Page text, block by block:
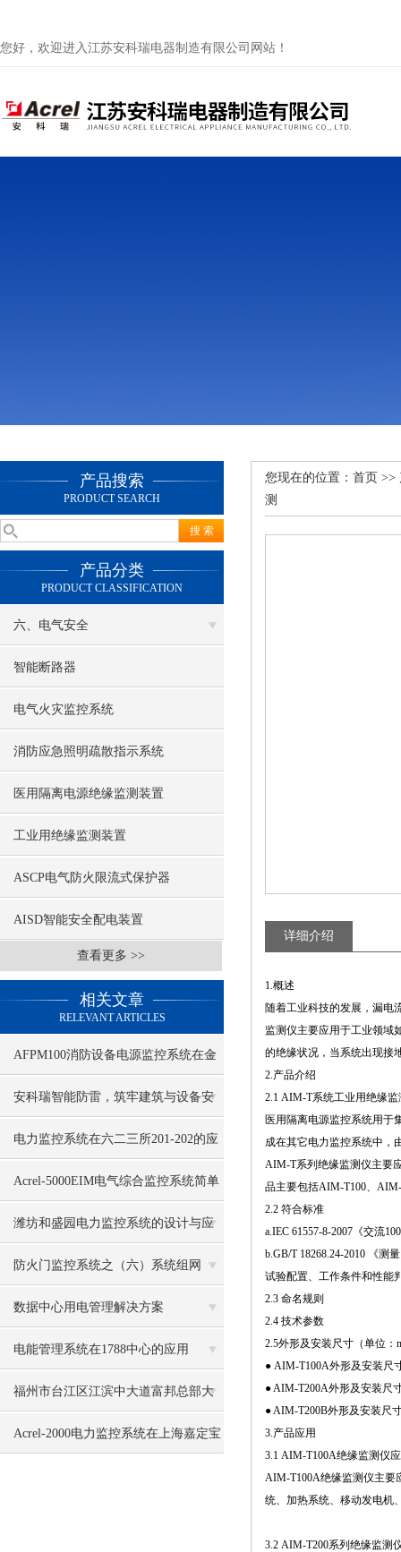
您好，欢迎进入江苏安科瑞电器制造有限公司网站！
产品搜索
PRODUCT SEARCH
产品分类
PRODUCT CLASSIFICATION
六、电气安全
智能断路器
电气火灾监控系统
消防应急照明疏散指示系统
医用隔离电源绝缘监测装置
工业用绝缘监测装置
ASCP电气防火限流式保护器
AISD智能安全配电装置
查看更多 >>
相关文章
RELEVANT ARTICLES
AFPM100消防设备电源监控系统在金
冠项目中的应用
安科瑞智能防雷，筑牢建筑与设备安
全防线
电力监控系统在六二三所201-202的应
用
Acrel-5000EIM电气综合监控系统简单
介绍
潍坊和盛园电力监控系统的设计与应
用
防火门监控系统之（六）系统组网
数据中心用电管理解决方案
电能管理系统在1788中心的应用
福州市台江区江滨中大道富邦总部大
楼远程预付费系统的设计与应用
Acrel-2000电力监控系统在上海嘉定宝
您现在的位置： 首页 >>
测
详细介绍
1.概述
随着工业科技的发展，漏电
监测仪主要应用于工业领域
的绝缘状况，当系统出现接
2.产品介绍
2.1 AIM-T系统工业用绝缘监
医用隔离电源监控系统用于
成在其它电力监控系统中，
AIM-T系列绝缘监测仪主要
品主要包括AIM-T100、
2.2 符合标准
a.IEC 61557-8-2007《交流
b.GB/T 18268.24-2010 《测
试验配置、工作条件和性能
2.3 命名规则
2.4 技术参数
2.5外形及安装尺寸（单位：
● AIM-T100A外形及安装尺
● AIM-T200A外形及安装尺
● AIM-T200B外形及安装尺
3.产品应用
3.1 AIM-T100A绝缘监测仪
AIM-T100A绝缘监测仪主要
统、加热系统、移动发电机
3.2 AIM-T200系列绝缘监测